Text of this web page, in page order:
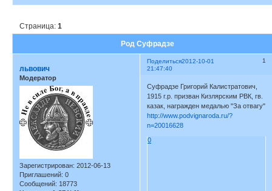
Род Суфрадзе
Страница:1
Поделиться 1
2012-10-01
21:47:40
львович
Модератор
Зарегистрирован: 2012-06-13
Приглашений: 0
Сообщений: 18773
Суфрадзе Григорий Калистратович,
1915 г.р. призван Кизлярским РВК, гв.
казак, награжден медалью "За отвагу"
http://www.podvignaroda.ru/?
n=20016628
0